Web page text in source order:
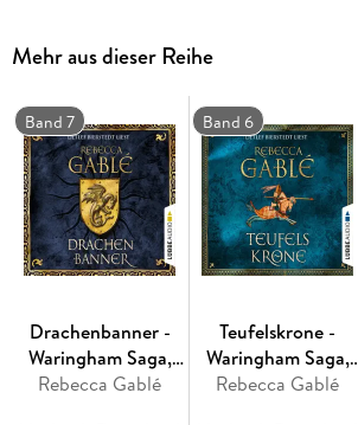
Mehr aus dieser Reihe
Band 7
Drachenbanner -
Waringham Saga,
Teil 7
Rebecca Gablé
Band 6
Teufelskrone -
Waringham Saga,
Teil 6
Rebecca Gablé